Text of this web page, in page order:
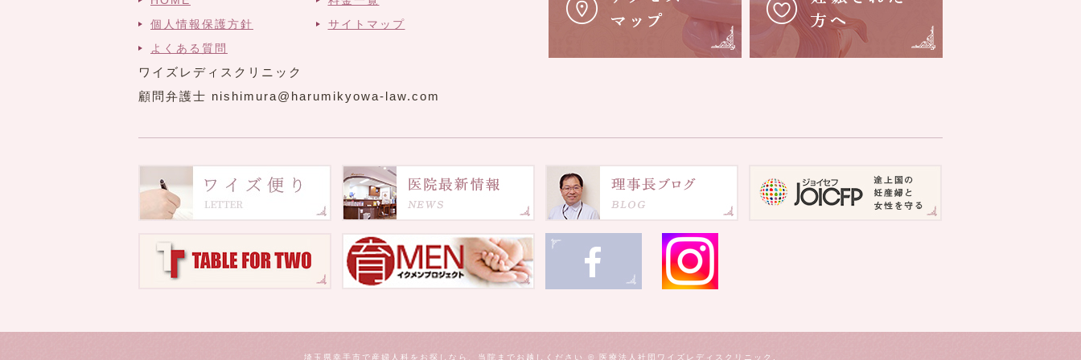
個人情報保護方針
よくある質問
サイトマップ
ワイズレディスクリニック
顧問弁護士 nishimura@harumikyowa-law.com
埼玉県幸手市で産婦人科をお探しなら、当院までお越しください © 医療法人社団ワイズレディスクリニック.